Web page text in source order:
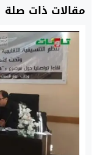
مقالات ذات صلة